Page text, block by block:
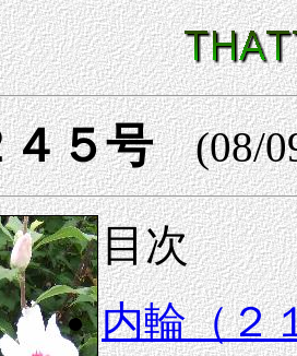
５号(08/
目次
内輪（２